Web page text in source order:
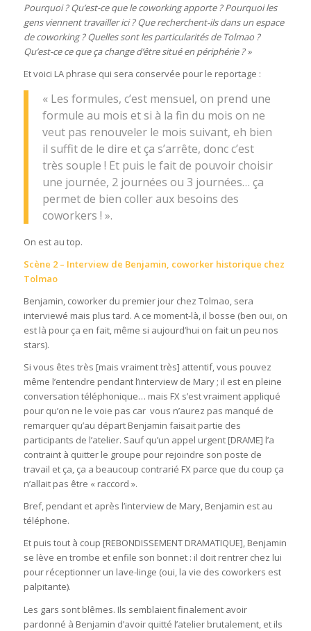
Pourquoi ? Qu’est-ce que le coworking apporte ? Pourquoi les
gens viennent travailler ici ? Que recherchent-ils dans un espace
de coworking ? Quelles sont les particularités de Tolmao ?
Qu’est-ce ce que ça change d’être situé en périphérie ? »
Et voici LA phrase qui sera conservée pour le reportage :
« Les formules, c’est mensuel, on prend une
formule au mois et si à la fin du mois on ne
veut pas renouveler le mois suivant, eh bien
il suffit de le dire et ça s’arrête, donc c’est
très souple ! Et puis le fait de pouvoir choisir
une journée, 2 journées ou 3 journées… ça
permet de bien coller aux besoins des
coworkers ! ».
On est au top.
Scène 2 – Interview de Benjamin, coworker historique chez
Tolmao
Benjamin, coworker du premier jour chez Tolmao, sera
interviewé mais plus tard. A ce moment-là, il bosse (ben oui, on
est là pour ça en fait, même si aujourd’hui on fait un peu nos
stars).
Si vous êtes très [mais vraiment très] attentif, vous pouvez
même l’entendre pendant l’interview de Mary ; il est en pleine
conversation téléphonique… mais FX s’est vraiment appliqué
pour qu’on ne le voie pas car vous n’aurez pas manqué de
remarquer qu’au départ Benjamin faisait partie des
participants de l’atelier. Sauf qu’un appel urgent [DRAME] l’a
contraint à quitter le groupe pour rejoindre son poste de
travail et ça, ça a beaucoup contrarié FX parce que du coup ça
n’allait pas être « raccord ».
Bref, pendant et après l’interview de Mary, Benjamin est au
téléphone.
Et puis tout à coup [REBONDISSEMENT DRAMATIQUE], Benjamin
se lève en trombe et enfile son bonnet : il doit rentrer chez lui
pour réceptionner un lave-linge (oui, la vie des coworkers est
palpitante).
Les gars sont blêmes. Ils semblaient finalement avoir
pardonné à Benjamin d’avoir quitté l’atelier brutalement, et ils